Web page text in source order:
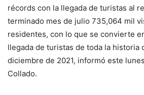
récords con la llegada de turistas al
terminado mes de julio 735,064 mil
residentes, con lo que se convierte
llegada de turistas de toda la historia
diciembre de 2021, informó este
Collado.